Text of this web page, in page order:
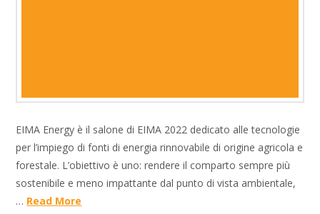
EIMA Energy è il salone di EIMA 2022 dedicato alle tecnologie
per l’impiego di fonti di energia rinnovabile di origine agricola e
forestale. L’obiettivo è uno: rendere il comparto sempre più
sostenibile e meno impattante dal punto di vista ambientale,
… Read More